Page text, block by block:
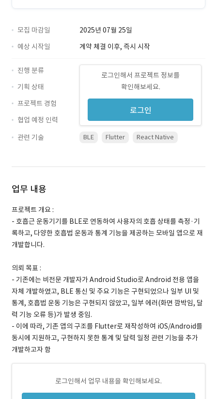
모집 마감일
2025년 07월 25일
예상 시작일
계약 체결 이후, 즉시 시작
로그인해서 프로젝트 정보를
확인해보세요.
로그인
진행 분류
기획 상태
프로젝트 경험
협업 예정 인력
관련 기술
BLE Flutter React Native
업무 내용
프로젝트 개요 :
- 호흡근 운동기기를 BLE로 연동하여 사용자의 호흡 상태를 측정·기
록하고, 다양한 호흡법 운동과 통계 기능을 제공하는 모바일 앱으로 재
개발합니다.
의뢰 목표 :
- 기존에는 비전문 개발자가 Android Studio로 Android 전용 앱을
자체 개발하였고, BLE 통신 및 주요 기능은 구현되었으나 일부 UI 및
통계, 호흡법 운동 기능은 구현되지 않았고, 일부 에러(화면 깜박임, 달
력 기능 오류 등)가 발생 중임.
- 이에 따라, 기존 앱의 구조를 Flutter로 재작성하여 iOS/Android를
동시에 지원하고, 구현하지 못한 통계 및 달력 일정 관련 기능을 추가
개발하고자 함
로그인해서 업무 내용을 확인해보세요.